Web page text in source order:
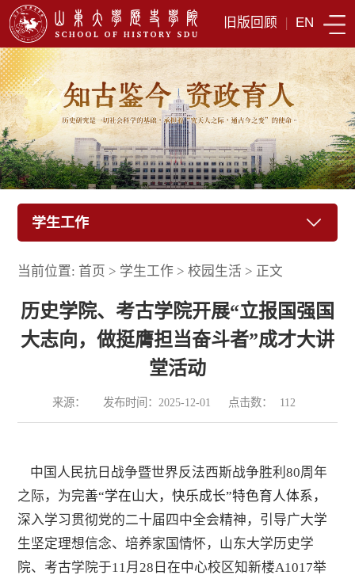
旧版回顾 | EN
学生工作
当前位置: 首页 > 学生工作 >校园生活 > 正文
历史学院、考古学院开展“立报国强国
大志向，做挺膺担当奋斗者”成才大讲
堂活动
来源： 发布时间：2025-12-01 点击数： 112
中国人民抗日战争暨世界反法西斯战争胜利80周年
之际 ， 为完善“学在山大，快乐成长”特色育人体系 ，
深入学习贯彻党的二十届四中全会精神， 引导广大学
生坚定理想信念、培养家国情怀 ， 山东大学历史学
院、考古学院于11月28 日在中心校区知新楼A1017举